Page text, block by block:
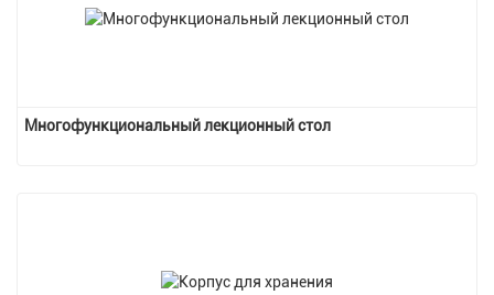
Многофункциональный лекционный стол